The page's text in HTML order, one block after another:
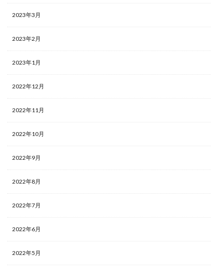
2023年3月
2023年2月
2023年1月
2022年12月
2022年11月
2022年10月
2022年9月
2022年8月
2022年7月
2022年6月
2022年5月